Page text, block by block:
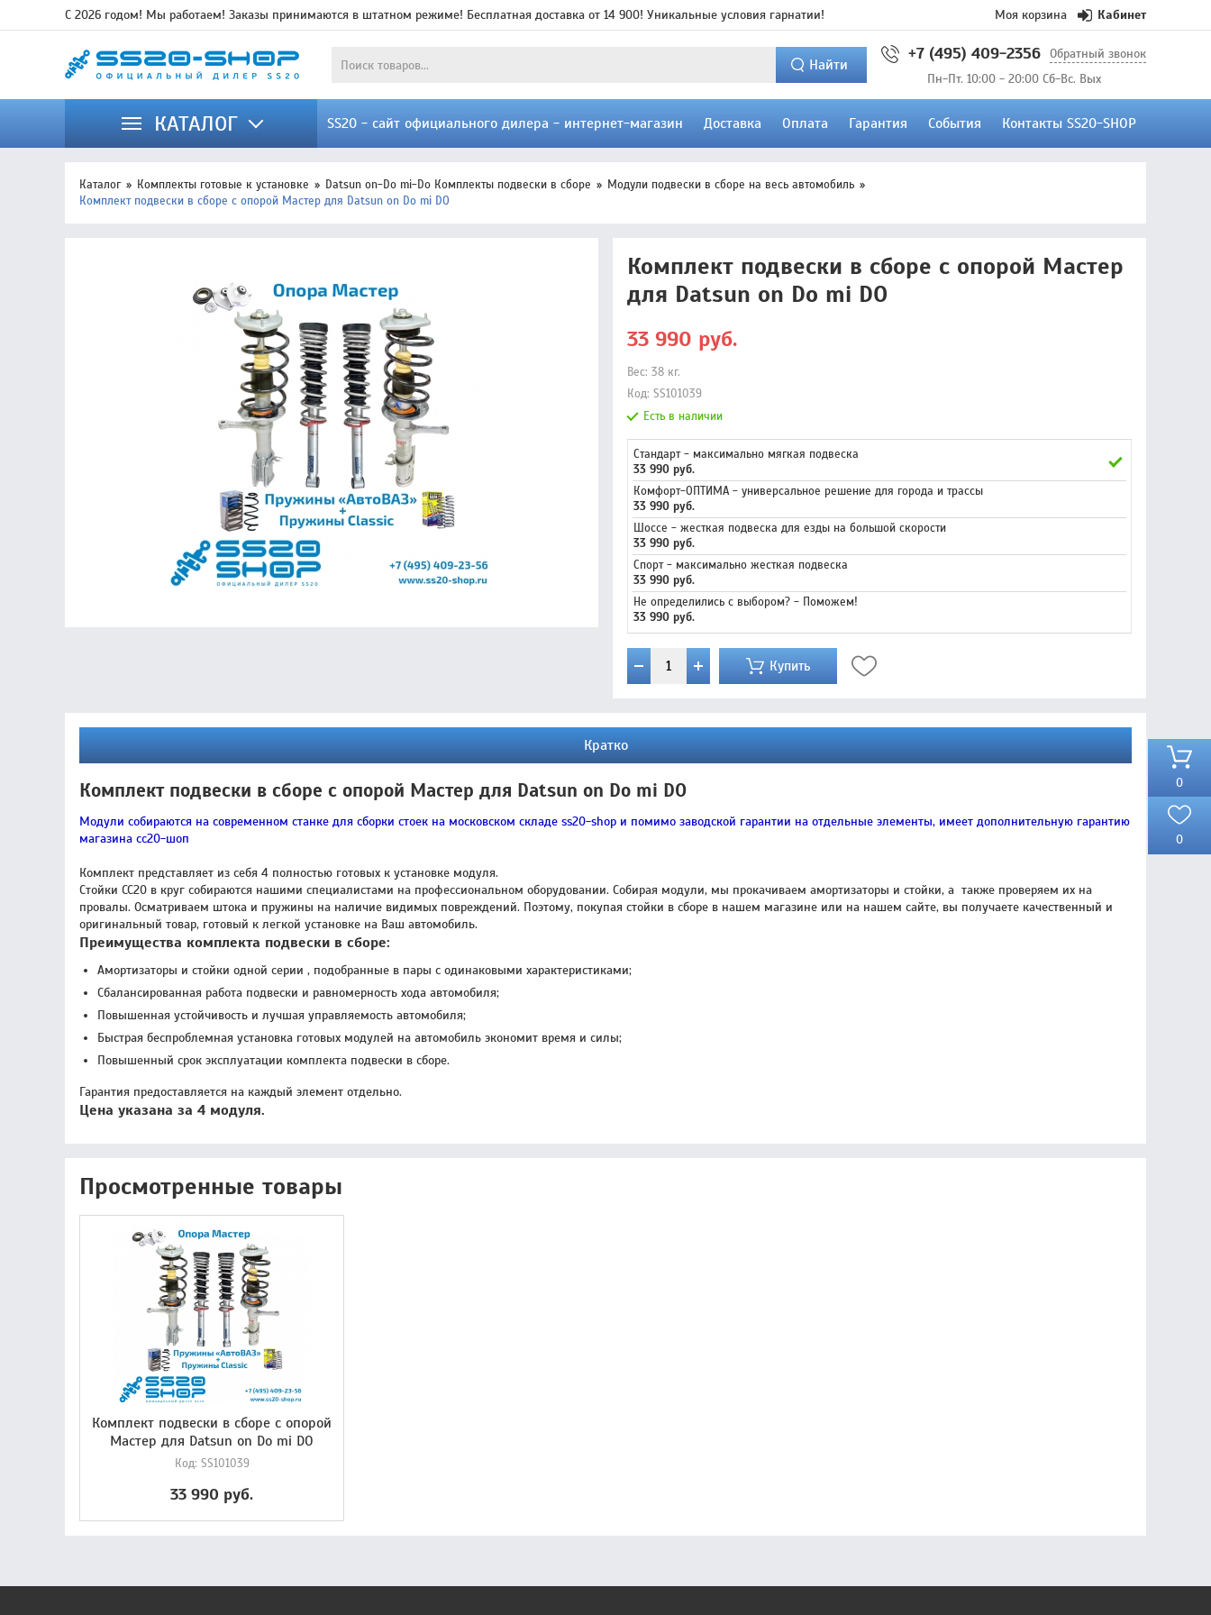
С 2026 годом! Мы работаем! Заказы принимаются в штатном режиме! Бесплатная доставка от 14 900! Уникальные условия гарнатии! Моя корзина Кабинет
Найти
+7 (495) 409-2356 Обратный звонок
Пн-Пт. 10:00 - 20:00 Сб-Вс. Вых
КАТАЛОГ SS20 - сайт официального дилера - интернет-магазин Доставка Оплата Гарантия События Контакты SS20-SHOP
0
0
Каталог Комплекты готовые к установке Datsun on-Do mi-Do Комплекты подвески в сборе
Модули подвески в сборе на весь автомобиль
Комплект подвески в сборе с опорой Мастер для Datsun on Do mi DO
Комплект подвески в сборе с опорой Мастер
для Datsun on Do mi DO
33 990 руб.
Вес: 38 кг.
Код: SS101039
Есть в наличии
Стандарт - максимально мягкая подвеска
33 990 руб.
Комфорт-ОПТИМА - универсальное решение для города и трассы
33 990 руб.
Шоссе - жесткая подвеска для езды на большой скорости
33 990 руб.
Спорт - максимально жесткая подвеска
33 990 руб.
Не определились с выбором? - Поможем!
33 990 руб.
Купить
Кратко
Комплект подвески в сборе с опорой Мастер для Datsun on Do mi DO
Модули собираются на современном станке для сборки стоек на московском складе ss20-shop и помимо заводской гарантии на отдельные элементы, имеет дополнительную гарантию
магазина сс20-шоп
Комплект представляет из себя 4 полностью готовых к установке модуля.
Стойки СС20 в круг собираются нашими специалистами на профессиональном оборудовании. Собирая модули, мы прокачиваем амортизаторы и стойки, а также проверяем их на
провалы. Осматриваем штока и пружины на наличие видимых повреждений. Поэтому, покупая стойки в сборе в нашем магазине или на нашем сайте, вы получаете качественный и
оригинальный товар, готовый к легкой установке на Ваш автомобиль.
Преимущества комплекта подвески в сборе:
Амортизаторы и стойки одной серии , подобранные в пары с одинаковыми характеристиками;
Сбалансированная работа подвески и равномерность хода автомобиля;
Повышенная устойчивость и лучшая управляемость автомобиля;
Быстрая беспроблемная установка готовых модулей на автомобиль экономит время и силы;
Повышенный срок эксплуатации комплекта подвески в сборе.
Гарантия предоставляется на каждый элемент отдельно.
Цена указана за 4 модуля.
Просмотренные товары
Комплект подвески в сборе с опорой
Мастер для Datsun on Do mi DO
Код: SS101039
33 990 руб.